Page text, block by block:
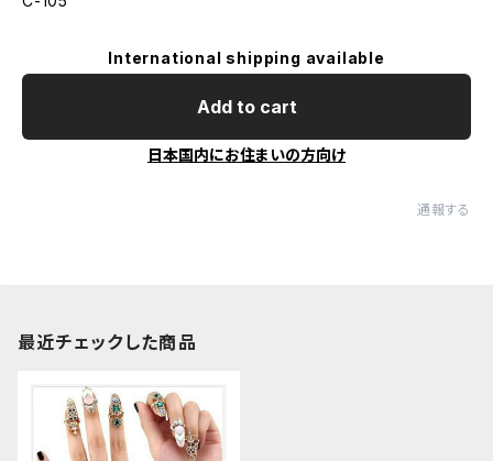
International shipping available
Add to cart
日本国内にお住まいの方向け
通報する
最近チェックした商品